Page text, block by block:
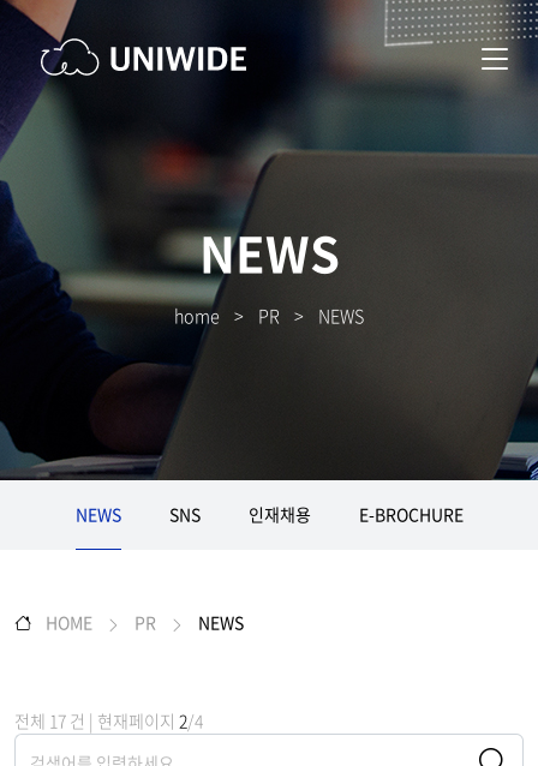
NEWS
home > PR > NEWS
NEWS SNS 인재채용 E-BROCHURE
HOME PR NEWS
전체 17 건 | 현재페이지 2/4